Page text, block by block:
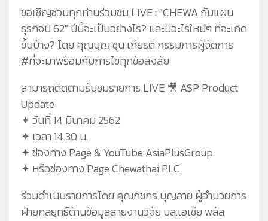
คณะกรรมการตรวจสอบ
คณะกรรมการบริหาร
คณะกรรมการสรรหาและพิจารณาค่าตอบแทน
คณะผู้บริหาร
คอนโดมิเนียม
โฮมออฟฟิศ
ขอเชิญชวนทุกท่านร่วมชม LIVE : "CHEWA กับแผน
ธุรกิจปี 62" ปีนี้จะเป็นอย่างไร? และมีอะไรใหม่ๆ ที่จะเกิด
ขึ้นบ้าง? โดย คุณบุญ ชุน เกียรติ กรรมการผู้จัดการ
#ที่จะมาพร้อมกับการไขทุกข้อสงสัย
สามารถติดตามรับชมรายการ LIVE 🎥 ASP Product
Update
✦ วันที่ 14 มีนาคม 2562
✦ เวลา 14.30 น.
✦ ช่องทาง Page & YouTube AsiaPlusGroup
✦ หรือช่องทาง Page Chewathai PLC
ร่วมดำเนินรายการโดย คุณกชกร บุญลาย ผู้อำนวยการ
ฝ่ายกลยุทธ์ด้านข้อมูลสายงานวิจัย บล.เอเชีย พลัส